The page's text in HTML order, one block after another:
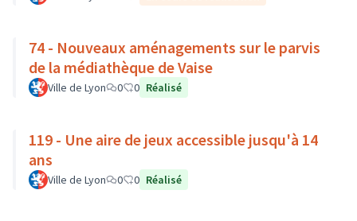
74 - Nouveaux aménagements sur le parvis
de la médiathèque de Vaise
Ville de Lyon 0 0 Réalisé
119 - Une aire de jeux accessible jusqu'à 14
ans
Ville de Lyon 0 0 Réalisé